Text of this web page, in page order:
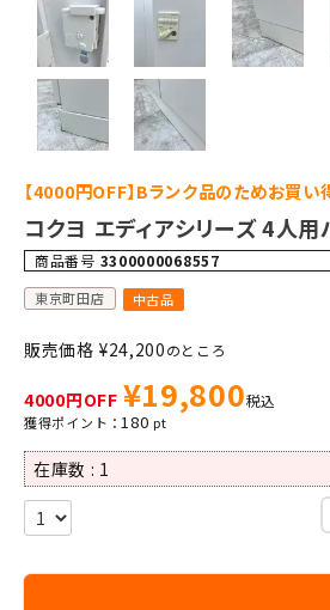
【4000円OFF】Bランク品のためお買い
コクヨ エディアシリーズ 4人
商品番号 3300000068557
東京町田店 中古品
販売価格 ¥24,200のところ
4000円OFF ¥19,800税込
180
在庫数
1